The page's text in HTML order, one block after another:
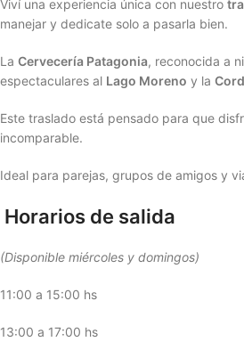
Viví una experiencia única con nuestro
manejar y dedicate solo a pasarla bien.
La Cervecería Patagonia, reconocida a
espectaculares al Lago Moreno y la
Este traslado está pensado para que
incomparable.
Ideal para parejas, grupos de amigos y
Horarios de salida
(Disponible miércoles y domingos)
11:00 a 15:00 hs
13:00 a 17:00 hs